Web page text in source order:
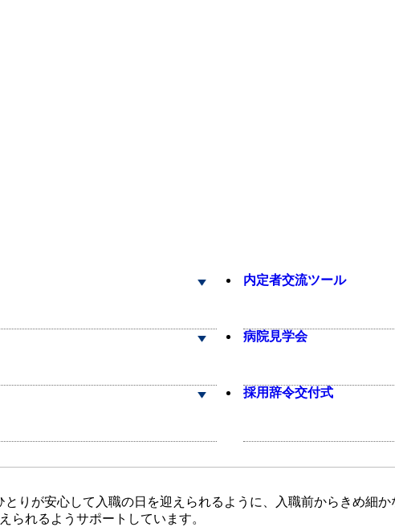
内定者交流ツール
病院見学会
採用辞令交付式
りが安心して入職の日を迎えられるように、入職前からきめ細か
られるようサポートしています。